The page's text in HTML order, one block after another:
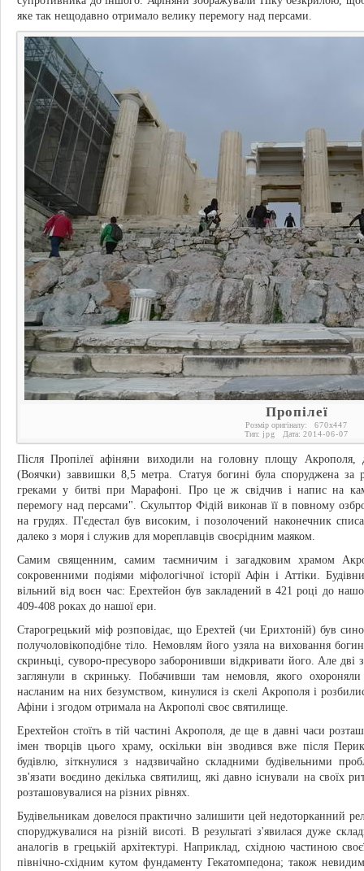
яке так нещодавно отримало велику перемогу над персами.
Пропілеї
Розмір оригіналу: 670x447
Тип: jpg Дата: 2014-06-07
Після Пропілеї афіняни виходили на головну площу Акрополя,
(Воячки) заввишки 8,5 метра. Статуя богині була споруджена за
греками у битві при Марафоні. Про це ж свідчив і напис на
перемогу над персами". Скульптор Фідій виконав її в повному
на грудях. П'єдестал був високим, і позолочений наконечник
далеко з моря і служив для мореплавців своєрідним маяком.
Самим священним, самим таємничим і загадковим храмом
сокровенними подіями міфологічної історії Афін і Аттіки.
вільний від воєн час: Ерехтейон був закладений в 421 році до
409-408 роках до нашої ери.
Старогрецький міф розповідає, що Ерехтей (чи Ерихтоній) був
получоловікоподібне тіло. Немовлям його узяла на виховання
скриньці, суворо-пресуворо заборонивши відкривати його. Але дві
заглянули в скриньку. Побачивши там немовля, якого
насланим на них безумством, кинулися із скелі Акрополя і
Афіни і згодом отримала на Акрополі своє святилище.
Ерехтейон стоїть в тій частині Акрополя, де ще в давні часи
імен творців цього храму, оскільки він зводився вже після
будівлю, зіткнулися з надзвичайно складними будівельними
зв'язати воєдино декілька святилищ, які давно існували на своїх
розташовувалися на різних рівнях.
Будівельникам довелося практично залишити цей недоторканний
споруджувалися на різній висоті. В результаті з'явилася дуже
аналогів в грецькій архітектурі. Наприклад, східною частиною
північно-східним кутом фундаменту Гекатомпедона; також